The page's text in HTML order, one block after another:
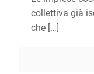
collettiva già
che […]